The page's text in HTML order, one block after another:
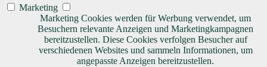
Marketing
Marketing Cookies werden für Werbung verwendet, um
Besuchern relevante Anzeigen und Marketingkampagnen
bereitzustellen. Diese Cookies verfolgen Besucher auf
verschiedenen Websites und sammeln Informationen, um
angepasste Anzeigen bereitzustellen.